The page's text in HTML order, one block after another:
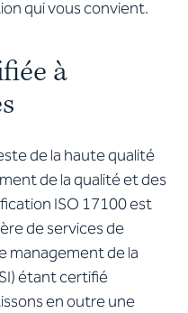
qui vous convient.
à
de la haute qualité
de la qualité et des
ISO 17100 est
de services de
management de la
étant certifié
en outre une